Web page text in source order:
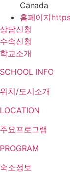
Canada
홈페이지
상담신청
수속신청
학교소개
SCHOOL INFO
위치/도시소개
LOCATION
주요프로그램
PROGRAM
숙소정보